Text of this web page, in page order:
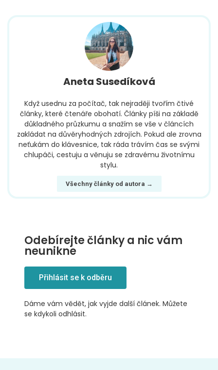
Aneta Susedíková
Když usednu za počítač, tak nejraději tvořím čtivé
články, které čtenáře obohatí. Články píši na základě
důkladného průzkumu a snažím se vše v článcích
zakládat na důvěryhodných zdrojích. Pokud ale zrovna
neťukám do klávesnice, tak ráda trávím čas se svými
chlupáči, cestuju a věnuju se zdravému životnímu
stylu.
Všechny články od autora →
Odebírejte články a nic vám
neunikne
Přihlásit se k odběru
Dáme vám vědět, jak vyjde další článek. Můžete
se kdykoli odhlásit.